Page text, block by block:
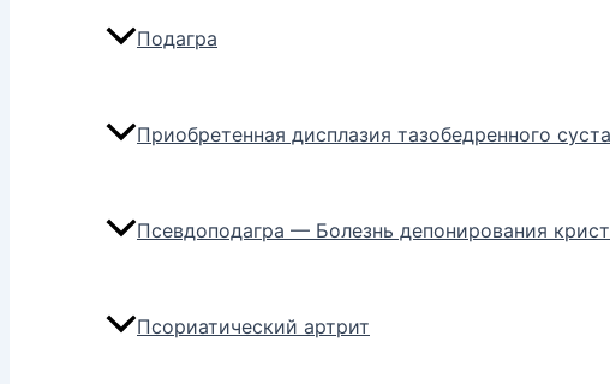
Подагра
Приобретенная дисплазия тазобедренного
Псевдоподагра — Болезнь депонирования
Псориатический артрит